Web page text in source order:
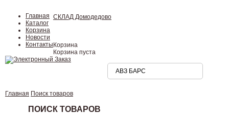
Главная
Каталог
Корзина
Новости
Контакты
СКЛАД Домодедово
Корзина
Корзина пуста
Главная Поиск товаров
ПОИСК ТОВАРОВ